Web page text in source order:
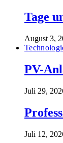
Tage
August 3,
PV-
Juli 29,
Juli 12,